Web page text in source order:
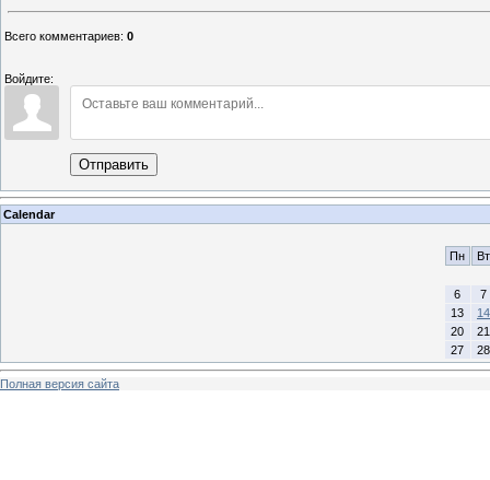
Всего комментариев: 0
Войдите:
Отправить
Calendar
Пн Вт
6
7
13
14
20
21
27
28
Полная версия сайта